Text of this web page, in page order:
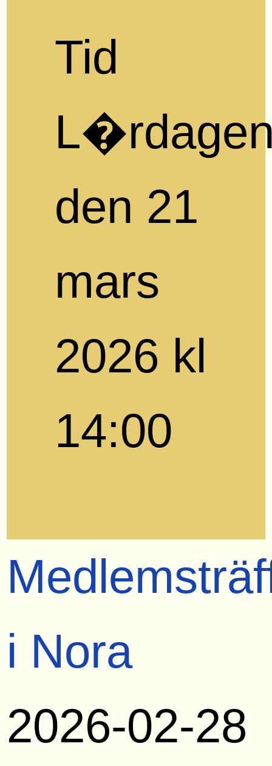
Tid
den 21
mars
2026 kl
14:00
i Nora
2026-02-28